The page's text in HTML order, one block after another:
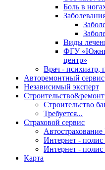
Боль в
Виды
ФГУ
центр»
Врач - психиатр,
Авторемонтный сервис
Независимый эксперт
Строительство&ремонт
Строительство
Требуется...
Страховой сервис
Интернет -
Интернет -
Карта